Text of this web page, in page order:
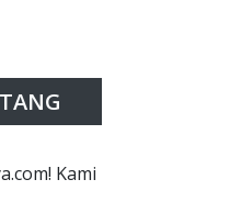
Kami